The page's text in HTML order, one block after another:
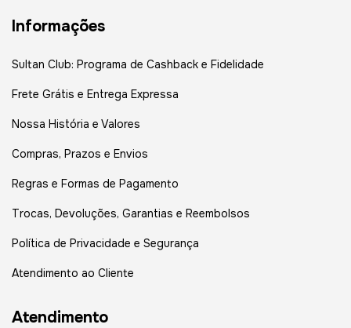
Informações
Sultan Club: Programa de Cashback e Fidelidade
Frete Grátis e Entrega Expressa
Nossa História e Valores
Compras, Prazos e Envios
Regras e Formas de Pagamento
Trocas, Devoluções, Garantias e Reembolsos
Política de Privacidade e Segurança
Atendimento ao Cliente
Atendimento